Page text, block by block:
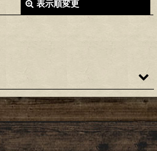
表示順変更
絞り込む
］対応 カスタムパーツ
］対応 カスタムパーツ